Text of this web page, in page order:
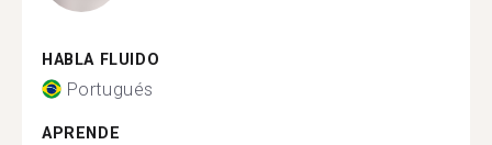
HABLA FLUIDO
Portugués
APRENDE